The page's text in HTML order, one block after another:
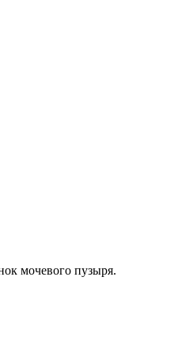
мочевого пузыря.